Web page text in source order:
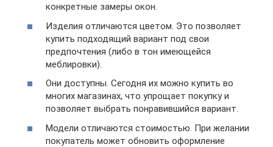
конкретные замеры окон.
Изделия отличаются цветом. Это позволяет
купить подходящий вариант под свои
предпочтения (либо в тон имеющейся
меблировки).
Они доступны. Сегодня их можно купить во
многих магазинах, что упрощает покупку и
позволяет выбрать понравившийся вариант.
Модели отличаются стоимостью. При желании
покупатель может обновить оформление